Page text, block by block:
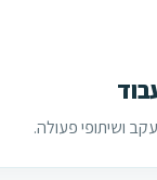
ושיתופי פעולה.